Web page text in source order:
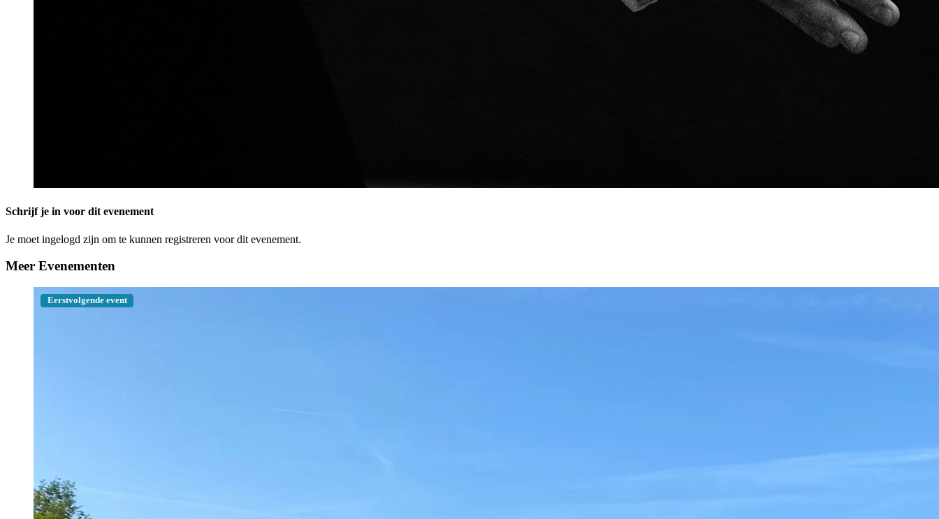
Schrijf je in voor dit evenement
Je moet ingelogd zijn om te kunnen registreren voor dit evenement.
Meer Evenementen
Eerstvolgende event